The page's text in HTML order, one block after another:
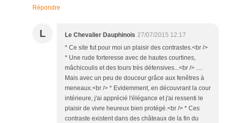
Répondre
L Le Chevalier Dauphinois 27/07/2015 12:17
* Ce site fut pour moi un plaisir des contrastes.<br />
* Une rude forteresse avec de hautes courtines,
mâchicoulis et des tours très défensives...<br /> ....
Mais avec un peu de douceur grâce aux fenêtres à
meneaux.<br /> * Evidemment, en découvrant la cour
intérieure, j'ai apprécié l'élégance et j'ai ressenti le
plaisir de vivre heureux bien protégé.<br /> * Ces
contraste existent dans des châteaux de la fin du